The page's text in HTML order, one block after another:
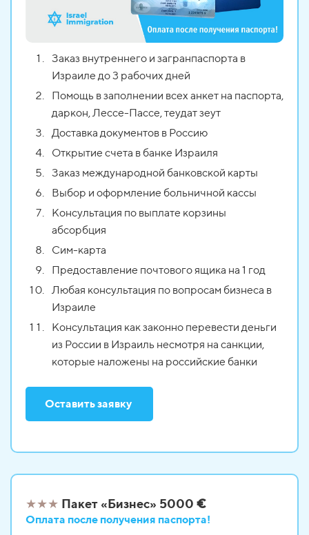
Заказ внутреннего и загранпаспорта в
Израиле до 3 рабочих дней
Помощь в заполнении всех анкет на паспорта,
даркон, Лессе-Пассе, теудат зеут
Доставка документов в Россию
Открытие счета в банке Израиля
Заказ международной банковской карты
Выбор и оформление больничной кассы
Консультация по выплате корзины
абсорбция
Сим-карта
Предоставление почтового ящика на 1 год
Любая консультация по вопросам бизнеса в
Израиле
Консультация как законно перевести деньги
из России в Израиль несмотря на санкции,
которые наложены на российские банки
Оставить заявку
★★★ Пакет «Бизнес» 5000 €
Оплата после получения паспорта!